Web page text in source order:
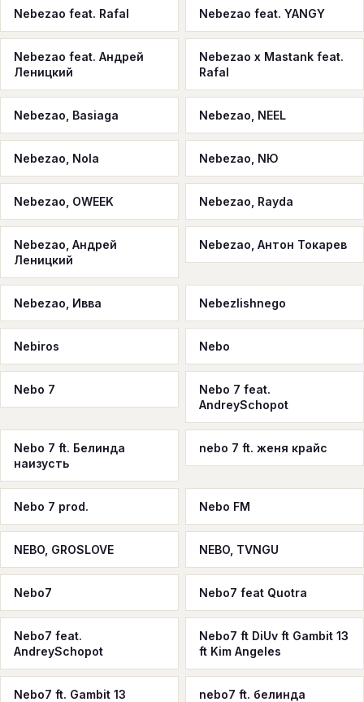
Nebezao feat. Rafal Nebezao feat. YANGY
Nebezao feat. Андрей
Леницкий
Nebezao x Mastank feat.
Rafal
Nebezao, Basiaga Nebezao, NEEL
Nebezao, Nola Nebezao, NЮ
Nebezao, OWEEK Nebezao, Rayda
Nebezao, Андрей
Леницкий
Nebezao, Антон Токарев
Nebezao, Ивва Nebezlishnego
Nebiros Nebo
Nebo 7
Nebo 7 feat.
AndreySchopot
Nebo 7 ft. Белинда
наизусть
nebo 7 ft. женя крайс
Nebo 7 prod. Nebo FM
NEBO, GROSLOVE NEBO, TVNGU
Nebo7 Nebo7 feat Quotra
Nebo7 feat.
AndreySchopot
Nebo7 ft DiUv ft Gambit 13
ft Kim Angeles
Nebo7 ft. Gambit 13
nebo7 ft. белинда